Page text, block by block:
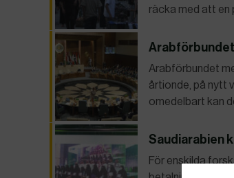
räcka med att en
Arabförbundet
årtionde, på nytt
omedelbart kan
Saudiarabien
För enskilda